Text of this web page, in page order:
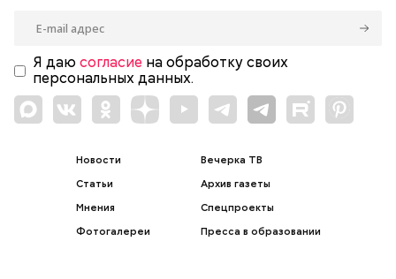
Я даю согласие на обработку своих
персональных данных.
Новости
Статьи
Мнения
Фотогалереи
Вечерка ТВ
Архив газеты
Спецпроекты
Пресса в образовании